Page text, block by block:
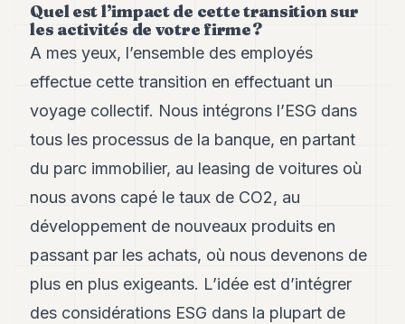
Quel est l’impact de cette transition sur
les activités de votre firme ?
A mes yeux, l’ensemble des employés
effectue cette transition en effectuant un
voyage collectif. Nous intégrons l’ESG dans
tous les processus de la banque, en partant
du parc immobilier, au leasing de voitures où
nous avons capé le taux de CO2, au
développement de nouveaux produits en
passant par les achats, où nous devenons de
plus en plus exigeants. L’idée est d’intégrer
des considérations ESG dans la plupart de